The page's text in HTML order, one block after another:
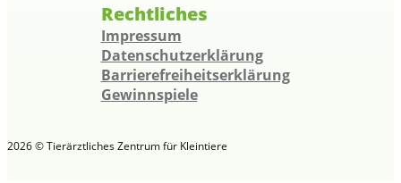
Rechtliches
Impressum
Datenschutzerklärung
Barrierefreiheitserklärung
Gewinnspiele
2026 © Tierärztliches Zentrum für Kleintiere